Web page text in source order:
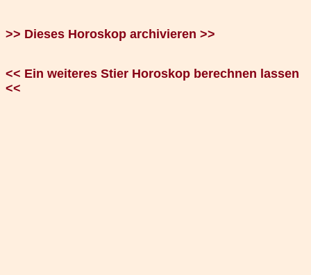
>> Dieses Horoskop archivieren >>
<< Ein weiteres Stier Horoskop berechnen lassen
<<